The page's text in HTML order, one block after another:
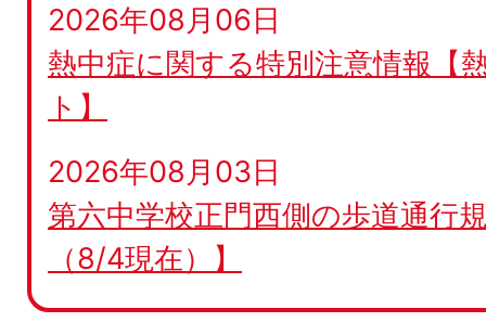
2026年08月06日
熱中症に関する特別注意情報【
ト】
2026年08月03日
第六中学校正門西側の歩道通行
（8/4現在）】